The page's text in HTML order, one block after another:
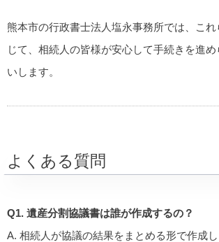
熊本市の行政書士法人塩永事務所では、これ
じて、相続人の皆様が安心して手続きを進
いします。
よくある質問
Q1. 遺産分割協議書は誰が作成するの？
A. 相続人が協議の結果をまとめる形で作成